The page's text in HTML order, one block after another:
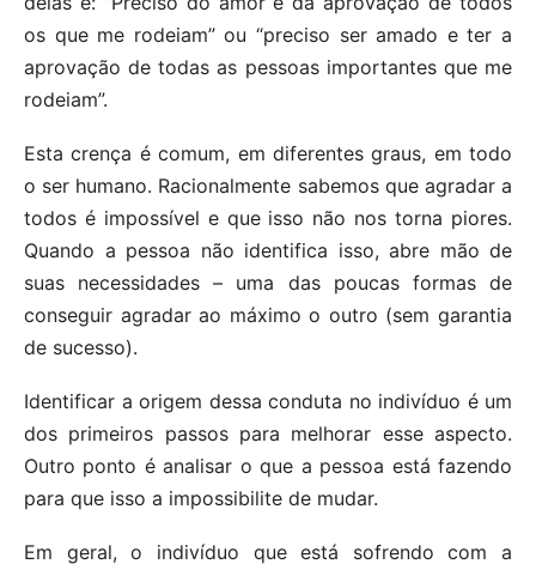
os que me rodeiam” ou “preciso ser amado e ter a
aprovação de todas as pessoas importantes que me
rodeiam”.
Esta crença é comum, em diferentes graus, em todo
o ser humano. Racionalmente sabemos que agradar a
todos é impossível e que isso não nos torna piores.
Quando a pessoa não identifica isso, abre mão de
suas necessidades – uma das poucas formas de
conseguir agradar ao máximo o outro (sem garantia
de sucesso).
Identificar a origem dessa conduta no indivíduo é um
dos primeiros passos para melhorar esse aspecto.
Outro ponto é analisar o que a pessoa está fazendo
para que isso a impossibilite de mudar.
Em geral, o indivíduo que está sofrendo com a